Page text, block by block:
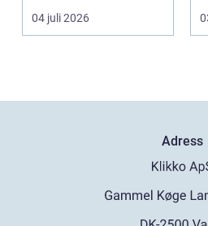
både mer h...
04 juli 2026
Adress